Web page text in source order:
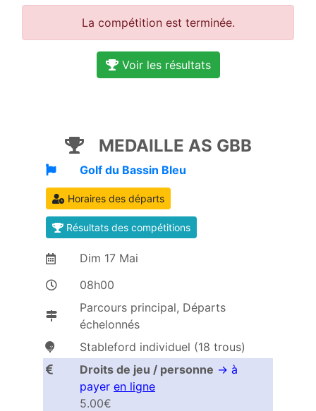
La compétition est terminée.
Voir les résultats
MEDAILLE AS GBB
Golf du Bassin Bleu
Horaires des départs
Résultats des compétitions
Dim 17 Mai
08h00
Parcours principal, Départs
échelonnés
Stableford individuel (18 trous)
Droits de jeu / personne → à
payer en ligne
5.00€